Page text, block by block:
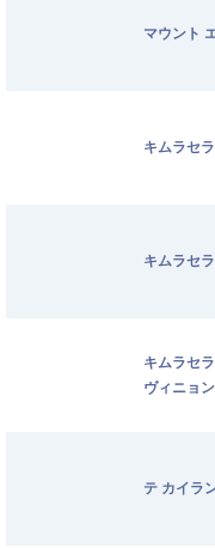
マウント
キムラセ
キムラセ
キムラセ
ヴィニョ
テ カイ